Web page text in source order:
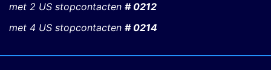
met 2 US stopcontacten # 0212
met 4 US stopcontacten # 0214